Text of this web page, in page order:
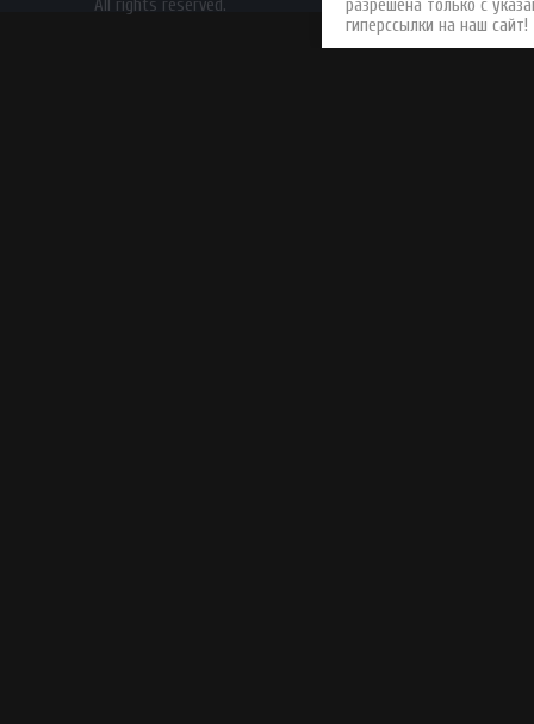
All rights reserved.
разрешена только с
гиперссылки на наш сайт!